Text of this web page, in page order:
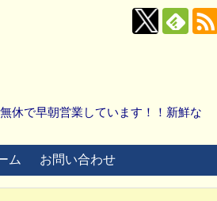
休で早朝営業しています！！新鮮な
ム お問い合わせ